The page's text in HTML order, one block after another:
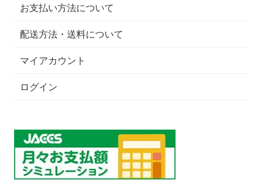
お支払い方法について
配送方法・送料について
マイアカウント
ログイン